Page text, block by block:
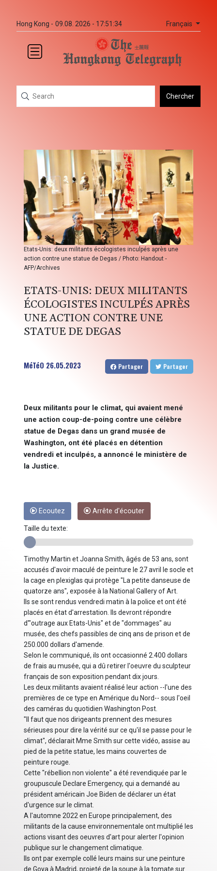
Hong Kong - 09.08. 2026 - 17:51:34 Français
Chercher
Etats-Unis: deux militants écologistes inculpés après une
action contre une statue de Degas / Photo: Handout -
AFP/Archives
ETATS-UNIS: DEUX MILITANTS
ÉCOLOGISTES INCULPÉS APRÈS
UNE ACTION CONTRE UNE
STATUE DE DEGAS
MéTéO 26.05.2023 Partager Partager
Deux militants pour le climat, qui avaient mené
une action coup-de-poing contre une célèbre
statue de Degas dans un grand musée de
Washington, ont été placés en détention
vendredi et inculpés, a annoncé le ministère de
la Justice.
Ecoutez Arrête d'écouter
Taille du texte:
Timothy Martin et Joanna Smith, âgés de 53 ans, sont
accusés d'avoir maculé de peinture le 27 avril le socle et
la cage en plexiglas qui protège "La petite danseuse de
quatorze ans", exposée à la National Gallery of Art.
Ils se sont rendus vendredi matin à la police et ont été
placés en état d'arrestation. Ils devront répondre
d'"outrage aux Etats-Unis" et de "dommages" au
musée, des chefs passibles de cinq ans de prison et de
250.000 dollars d'amende.
Selon le communiqué, ils ont occasionné 2.400 dollars
de frais au musée, qui a dû retirer l'oeuvre du sculpteur
français de son exposition pendant dix jours.
Les deux militants avaient réalisé leur action --l'une des
premières de ce type en Amérique du Nord-- sous l'oeil
des caméras du quotidien Washington Post.
"Il faut que nos dirigeants prennent des mesures
sérieuses pour dire la vérité sur ce qu'il se passe pour le
climat", déclarait Mme Smith sur cette vidéo, assise au
pied de la petite statue, les mains couvertes de
peinture rouge.
Cette "rébellion non violente" a été revendiquée par le
groupuscule Declare Emergency, qui a demandé au
président américain Joe Biden de déclarer un état
d'urgence sur le climat.
A l'automne 2022 en Europe principalement, des
militants de la cause environnementale ont multiplié les
actions visant des oeuvres d'art pour alerter l'opinion
publique sur le changement climatique.
Ils ont par exemple collé leurs mains sur une peinture
de Goya à Madrid, projeté de la soupe à la tomate sur